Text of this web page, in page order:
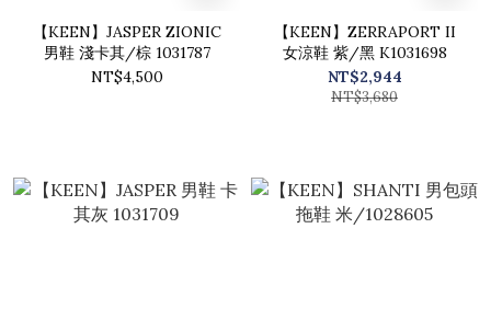
【KEEN】JASPER ZIONIC
男鞋 淺卡其/棕 1031787
NT$4,500
【KEEN】ZERRAPORT II
女涼鞋 紫/黑 K1031698
NT$2,944
NT$3,680